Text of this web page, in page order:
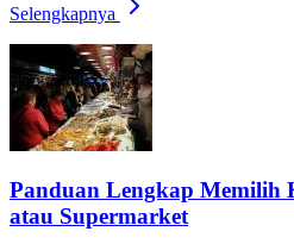
Selengkapnya
Panduan Lengkap Memilih
atau Supermarket